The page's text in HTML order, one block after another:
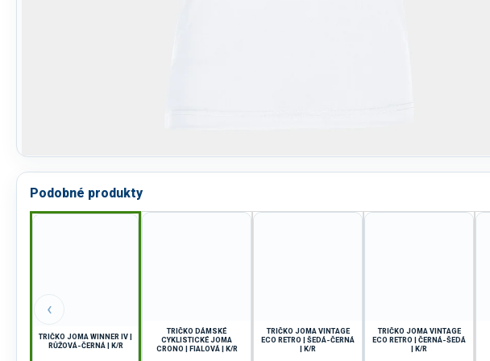
Podobné produkty
‹
TRIČKO JOMA WINNER IV |
RŮŽOVÁ-ČERNÁ | K/R
TRIČKO DÁMSKÉ
CYKLISTICKÉ JOMA
CRONO | FIALOVÁ | K/R
TRIČKO JOMA VINTAGE
ECO RETRO | ŠEDÁ-ČERNÁ
| K/R
TRIČKO JOMA VINTAGE
ECO RETRO | ČERNÁ-ŠEDÁ
| K/R